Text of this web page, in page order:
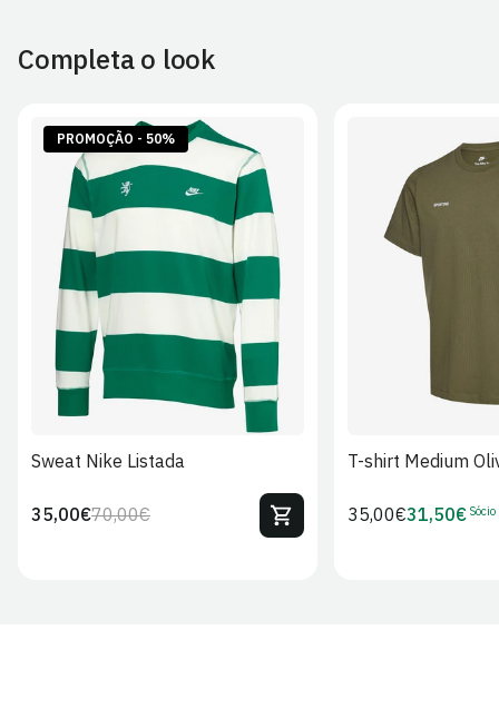
Artigos personalizados não podem ser devolvidos.
de EnvioeDevoluções
Completa o look
PROMOÇÃO - 50%
S XL 2XL
Sweat Nike Listada
Preço
70,00€Preço
35,00€
T-shirt Medium
Preço
35,00€Preço
31,50€ Sócio